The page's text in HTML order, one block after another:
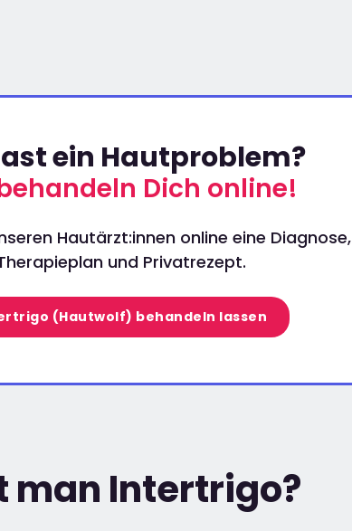
ein Hautproblem?
Dich online!
Hautärzt:innen online eine Diagnose,
und Privatrezept.
(Hautwolf) behandeln lassen
man Intertrigo?